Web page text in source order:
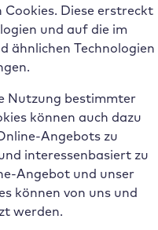
Diese erstreckt
und auf die im
ähnlichen Technologien
Nutzung bestimmter
können auch dazu
Angebots zu
interessenbasiert zu
Angebot und unser
können von uns und
werden.